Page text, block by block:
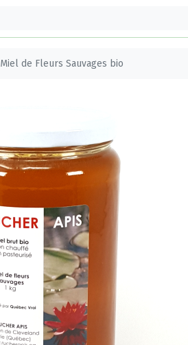
Miel de Fleurs Sauvages bio